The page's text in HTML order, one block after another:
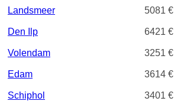
Landsmeer
5081 €
Den Ilp 6421 €
Volendam 3251 €
Edam 3614 €
Schiphol 3401 €